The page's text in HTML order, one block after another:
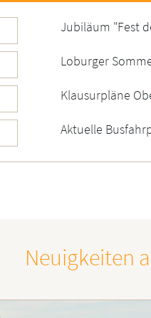
Jubiläum "Fest
Loburger
Klausurpläne
Aktuelle
Neuigkeiten